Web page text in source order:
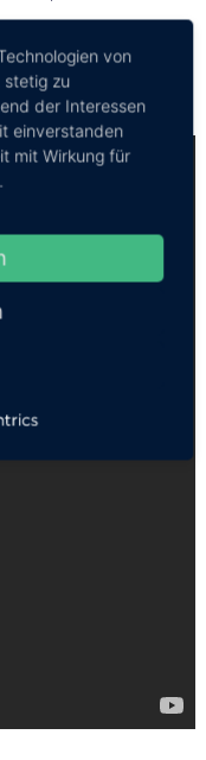
- Aonang
von
stetig zu
der Interessen
einverstanden
mit Wirkung für